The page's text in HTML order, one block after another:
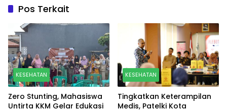
Pos Terkait
KESEHATAN
Zero Stunting, Mahasiswa
Untirta KKM Gelar Edukasi
KESEHATAN
Tingkatkan Keterampilan
Medis, Patelki Kota